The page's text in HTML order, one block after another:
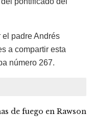
padre Andrés
a compartir esta
número 267.
de fuego en Rawson